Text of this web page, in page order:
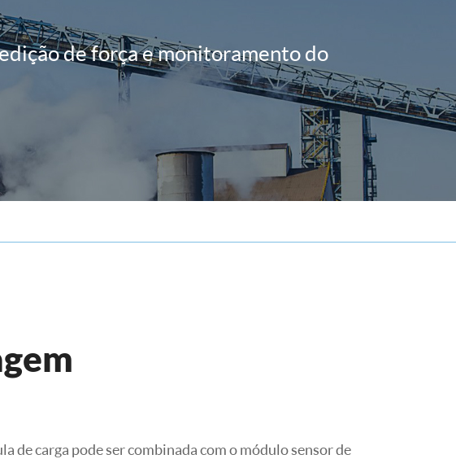
tiếng việt
ไทย
de força e monitoramento do
de carga pode ser combinada com o módulo sensor de